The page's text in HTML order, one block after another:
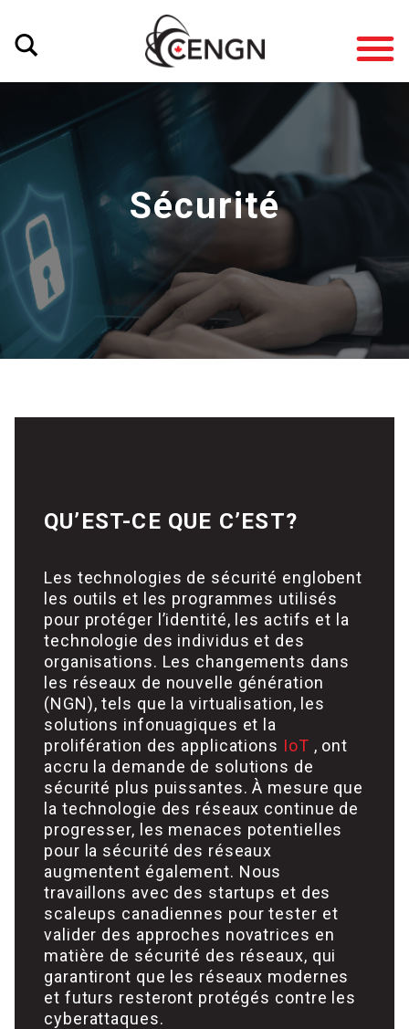
Sécurité
QU’EST-CE QUE C’EST?
Les technologies de sécurité englobent
les outils et les programmes utilisés
pour protéger l’identité, les actifs et la
technologie des individus et des
organisations. Les changements dans
les réseaux de nouvelle génération
(NGN), tels que la virtualisation, les
solutions infonuagiques et la
prolifération des applications IoT , ont
accru la demande de solutions de
sécurité plus puissantes. À mesure que
la technologie des réseaux continue de
progresser, les menaces potentielles
pour la sécurité des réseaux
augmentent également. Nous
travaillons avec des startups et des
scaleups canadiennes pour tester et
valider des approches novatrices en
matière de sécurité des réseaux, qui
garantiront que les réseaux modernes
et futurs resteront protégés contre les
cyberattaques.